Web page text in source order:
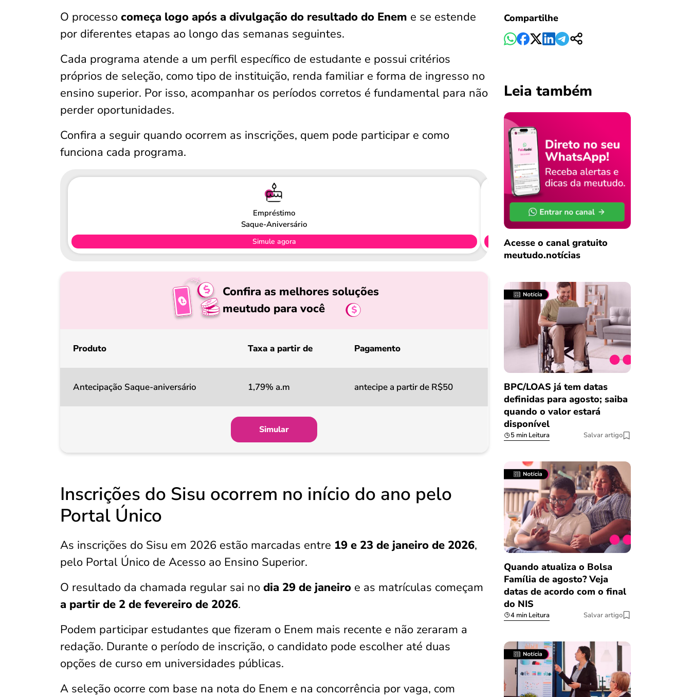
O processo começa logo após a divulgação do resultado do Enem e se estende
por diferentes etapas ao longo das semanas seguintes.
Cada programa atende a um perfil específico de estudante e possui critérios
próprios de seleção, como tipo de instituição, renda familiar e forma de ingresso no
ensino superior. Por isso, acompanhar os períodos corretos é fundamental para não
perder oportunidades.
Confira a seguir quando ocorrem as inscrições, quem pode participar e como
funciona cada programa.
Empréstimo
Saque-Aniversário
Simule agora
Confira as melhores soluções
meutudo para você
Produto Taxa a partir de Pagamento
Antecipação Saque-aniversário 1,79% a.m antecipe a partir de R$50
Simular
Inscrições do Sisu ocorrem no início do ano pelo
Portal Único
As inscrições do Sisu em 2026 estão marcadas entre 19 e 23 de janeiro de 2026,
pelo Portal Único de Acesso ao Ensino Superior.
O resultado da chamada regular sai no dia 29 de janeiro e as matrículas começam
a partir de 2 de fevereiro de 2026.
Podem participar estudantes que fizeram o Enem mais recente e não zeraram a
redação. Durante o período de inscrição, o candidato pode escolher até duas
opções de curso em universidades públicas.
A seleção ocorre com base na nota do Enem e na concorrência por vaga, com
Compartilhe
Leia também
Acesse o canal gratuito
meutudo.notícias
BPC/LOAS já tem datas
definidas para agosto; saiba
quando o valor estará
disponível
5 min Leitura Salvar artigo
Quando atualiza o Bolsa
Família de agosto? Veja
datas de acordo com o final
do NIS
4 min Leitura Salvar artigo